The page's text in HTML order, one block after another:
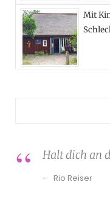
Mit
Halt dich an
Rio Reiser